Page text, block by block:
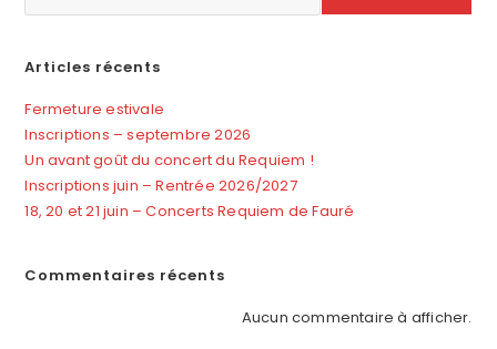
Articles récents
Fermeture estivale
Inscriptions – septembre 2026
Un avant goût du concert du Requiem !
Inscriptions juin – Rentrée 2026/2027
18, 20 et 21 juin – Concerts Requiem de Fauré
Commentaires récents
Aucun commentaire à afficher.